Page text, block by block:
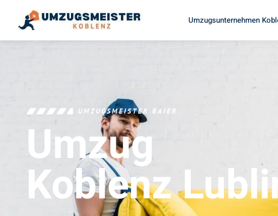
Umzugsunternehmen
UMZUGSMEISTER BAIER
Umzug
Koblenz